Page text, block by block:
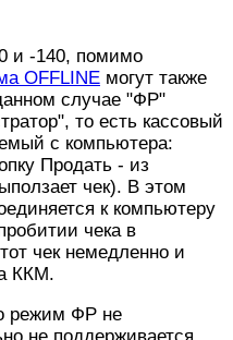
и -140, помимо
OFFLINE могут также
случае "ФР"
то есть кассовый
с компьютера:
Продать - из
чек). В этом
к компьютеру
чека в
чек немедленно и
ККМ.
режим ФР не
не поддерживается